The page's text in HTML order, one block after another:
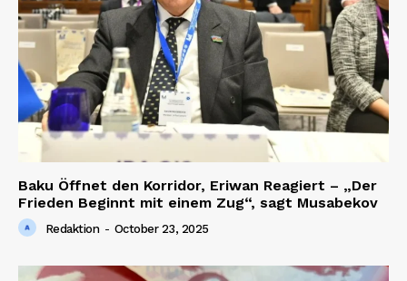
Baku Öffnet den Korridor, Eriwan Reagiert – „Der
Frieden Beginnt mit einem Zug“, sagt Musabekov
Redaktion - October 23, 2025